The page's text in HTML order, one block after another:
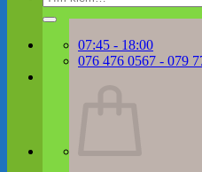
kiếm:
07:45 - 18:00
076 476 0567 - 079